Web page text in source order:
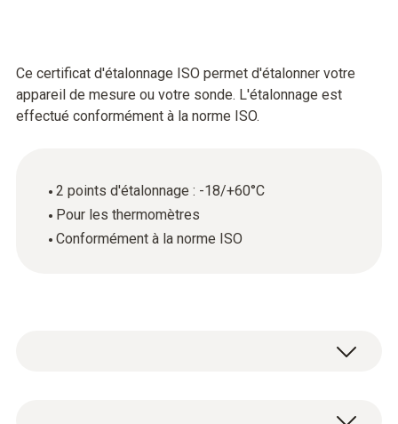
Ce certificat d'étalonnage ISO permet d'étalonner votre
appareil de mesure ou votre sonde. L'étalonnage est
effectué conformément à la norme ISO.
2 points d'étalonnage : -18/+60°C
Pour les thermomètres
Conformément à la norme ISO
Certificat d'étalonnage ISO Température avec